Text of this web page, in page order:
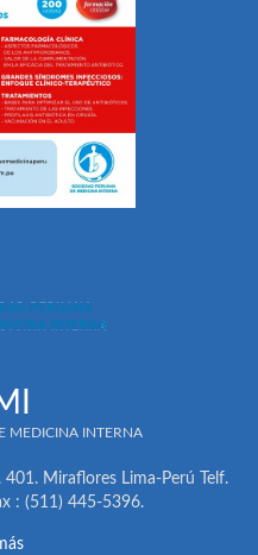
MEDICINA INTERNA
Miraflores Lima-Perú Telf.
: (511) 445-5396.